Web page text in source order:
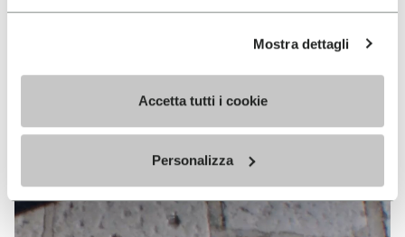
Mostra dettagli
Accetta tutti i cookie
Personalizza